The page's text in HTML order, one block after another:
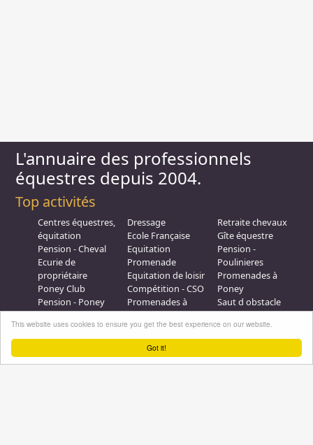
Got it!
This website uses cookies to ensure you get the best experience on our website.
L'annuaire des professionnels
équestres depuis 2004.
Top activités
Centres équestres,
équitation
Pension - Cheval
Ecurie de
propriétaire
Poney Club
Pension - Poney
Débourrage
Elevage
Dressage
Ecole Française
Equitation
Promenade
Equitation de loisir
Compétition - CSO
Promenades à
Cheval
Galops - Equitation
Retraite chevaux
Gîte équestre
Pension -
Poulinieres
Promenades à
Poney
Saut d obstacle
Relais étape
Plus d'infos
Professionnel équestre, Inscrivez-vous !